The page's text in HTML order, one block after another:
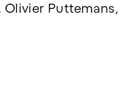
Olivier Puttemans,